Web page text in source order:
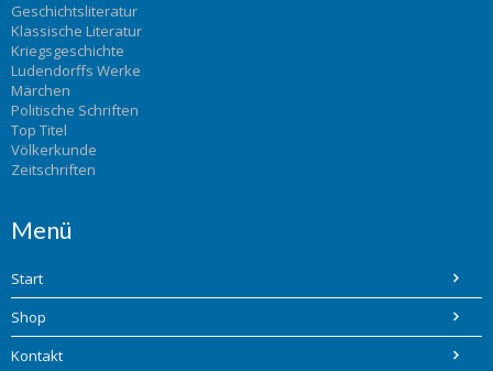
Geschichtsliteratur
Klassische Literatur
Kriegsgeschichte
Ludendorffs Werke
Märchen
Politische Schriften
Top Titel
Völkerkunde
Zeitschriften
Menü
Start
Shop
Kontakt